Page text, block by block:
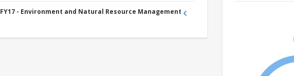
FY17 - Environment and Natural Resource Management